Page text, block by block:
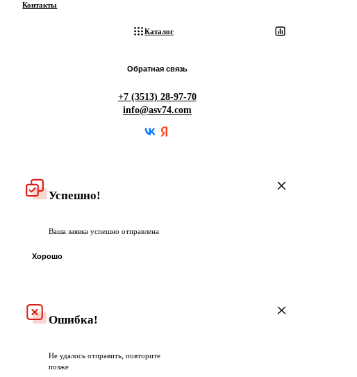
Контакты
Каталог
Обратная связь
+7 (3513) 28-97-70
info@asv74.com
Успешно!
Ваша заявка успешно отправлена
Хорошо
Ошибка!
Не удалось отправить, повторите
позже